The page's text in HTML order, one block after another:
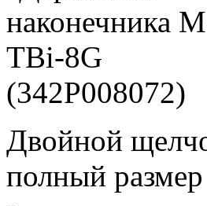
Двойной
полный размер